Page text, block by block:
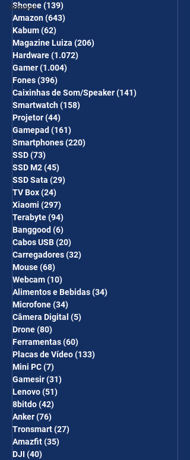
Gimbal
Shopee(139)
Amazon(643)
Kabum(62)
Magazine Luiza (206)
Hardware(1.072)
Gamer(1.004)
Fones(396)
Caixinhas de Som/Speaker(141)
Smartwatch(158)
Projetor(44)
Gamepad (161)
Smartphones(220)
SSD(73)
SSD M2(45)
SSD Sata (29)
TV Box(24)
Xiaomi (297)
Terabyte(94)
Banggood (6)
Cabos USB(20)
Carregadores(32)
Mouse(68)
Webcam(10)
Alimentos e Bebidas(34)
Microfone(34)
Câmera Digital (5)
Drone(80)
Ferramentas(60)
Placas de Vídeo(133)
Mini PC(7)
Gamesir(31)
Lenovo(51)
8bitdo(42)
Anker(76)
Tronsmart(27)
Amazfit(35)
DJI (40)